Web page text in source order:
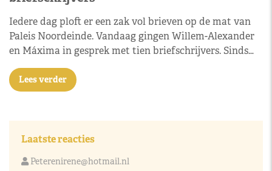
Iedere dag ploft er een zak vol brieven op de mat van
Paleis Noordeinde. Vandaag gingen Willem-Alexander
en Máxima in gesprek met tien briefschrijvers. Sinds…
Lees verder
Laatste reacties
Peterenirene@hotmail.nl